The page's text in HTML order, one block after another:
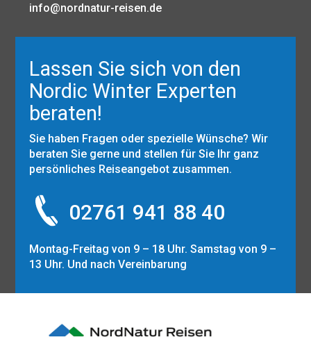
info@nordnatur-reisen.de
Lassen Sie sich von den
Nordic Winter Experten
beraten!
Sie haben Fragen oder spezielle Wünsche? Wir
beraten Sie gerne und stellen für Sie Ihr ganz
persönliches Reiseangebot zusammen.
02761 941 88 40
Montag-Freitag von 9 – 18 Uhr. Samstag von 9 –
13 Uhr. Und nach Vereinbarung